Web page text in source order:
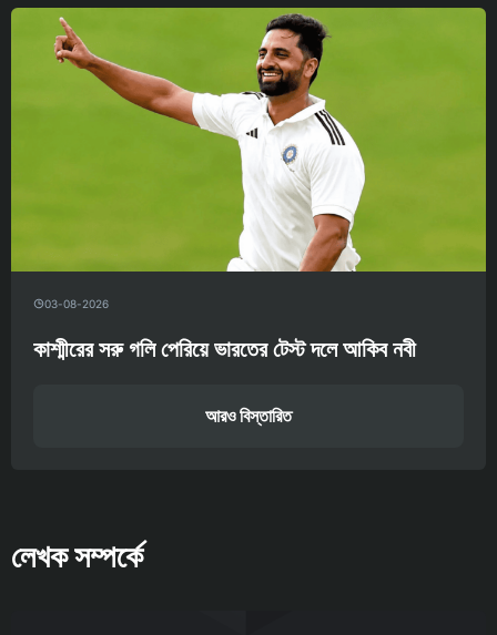
03-08-2026
কাশ্মীরের সরু গলি পেরিয়ে ভারতের টেস্ট দলে আকিব নবী
আরও বিস্তারিত
লেখক সম্পর্কে